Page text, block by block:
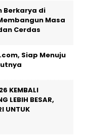
Berkarya di
Masa
Cerdas
Siap Menuju
KEMBALI
LEBIH BESAR,
UNTUK